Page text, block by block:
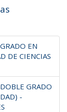
EN
DE CIENCIAS
GRADO
-